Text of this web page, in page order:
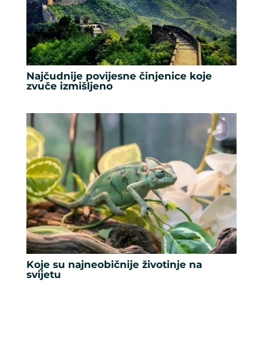
Najčudnije povijesne činjenice koje
zvuče izmišljeno
Koje su najneobičnije životinje na
svijetu